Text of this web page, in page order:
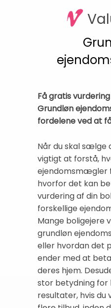
Få gratis
Grundløn
fordelene ved at
Når du skal sælge
vigtigt at forstå,
ejendomsmægler
hvorfor det kan
vurdering af din
forskellige
Mange boligejere
grundløn
eller hvordan det
ender med at
deres hjem.
stor betydning for
resultater, hvis